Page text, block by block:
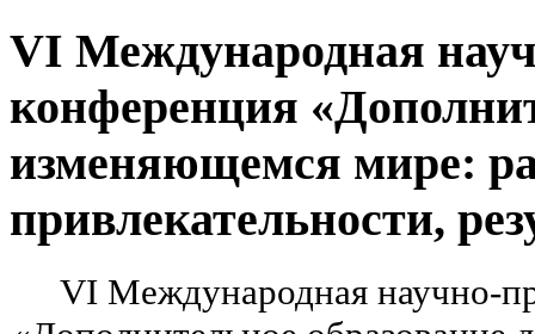
VI Международная
конференция
изменяющемся мире:
привлекательности,
VI Международная научно-